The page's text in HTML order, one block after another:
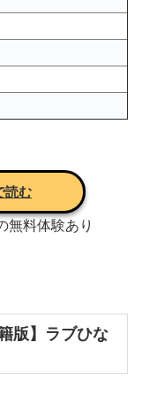
読む
無料体験あり
版】ラブひな